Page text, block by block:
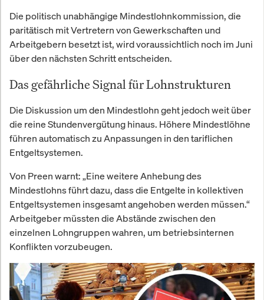
Die politisch unabhängige Mindestlohnkommission, die
paritätisch mit Vertretern von Gewerkschaften und
Arbeitgebern besetzt ist, wird voraussichtlich noch im Juni
über den nächsten Schritt entscheiden.
Das gefährliche Signal für Lohnstrukturen
Die Diskussion um den Mindestlohn geht jedoch weit über
die reine Stundenvergütung hinaus. Höhere Mindestlöhne
führen automatisch zu Anpassungen in den tariflichen
Entgeltsystemen.
Von Preen warnt: „Eine weitere Anhebung des
Mindestlohns führt dazu, dass die Entgelte in kollektiven
Entgeltsystemen insgesamt angehoben werden müssen.“
Arbeitgeber müssten die Abstände zwischen den
einzelnen Lohngruppen wahren, um betriebsinternen
Konflikten vorzubeugen.